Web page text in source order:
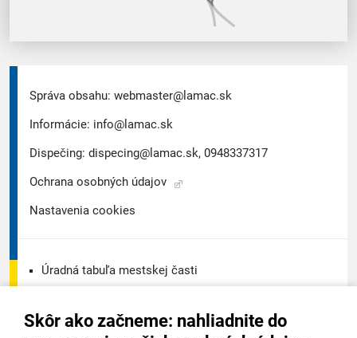
Skôr ako začneme: nahliadnite do
Správa obsahu: webmaster@lamac.sk
Informácie: info@lamac.sk
Dispečing: dispecing@lamac.sk, 0948337317
Ochrana osobných údajov
Nastavenia cookies
Úradná tabuľa mestskej časti
Úradná tabuľa stavebného úradu